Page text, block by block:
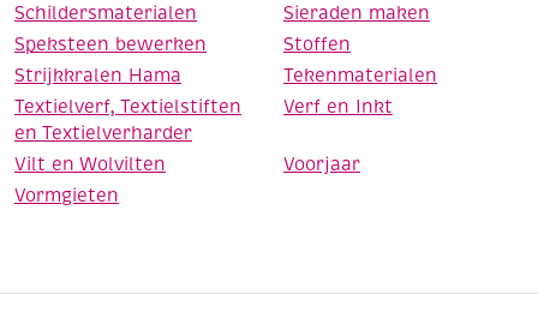
Schildersmaterialen
Sieraden maken
Speksteen bewerken
Stoffen
Strijkkralen Hama
Tekenmaterialen
Textielverf, Textielstiften
en Textielverharder
Verf en Inkt
Vilt en Wolvilten
Voorjaar
Vormgieten